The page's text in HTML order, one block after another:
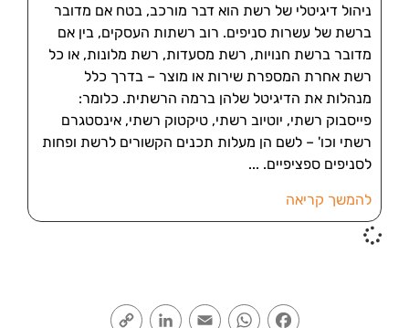
ניהול דיגיטלי של רשת הוא דבר מורכב, בטח אם מדובר
ברשת של עשרות סניפים. רוב רשתות העסקים, בין אם
מדובר ברשת חנויות, רשת מסעדות, רשת מלונות, או כל
רשת אחרת המספרת שירות או מוצר – בדרך כלל
מנהלות את הדיגיטל שלהן ברמה הרשתית. כלומר:
פייסבוק רשתי, יוטיוב רשתי, טיקטוק רשתי, אינסטגרם
רשתי וכו' – לשם הן מעלות תכנים הקשורים לרשת ופחות
לסניפים ספציפיים.
להמשך קריאה
Facebook
WhatsApp
Email
LinkedIn